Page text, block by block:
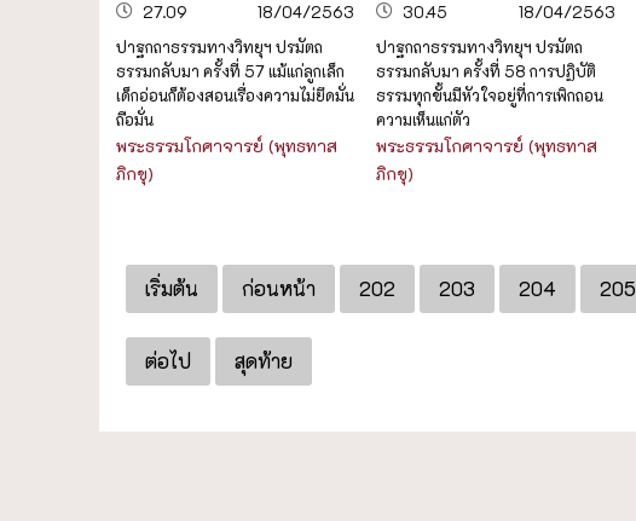
27.09
18/04/2563
ปาฐกถาธรรมทางวิทยุฯ ปรมัตถ
ธรรมกลับมา ครั้งที่ 57 แม้แก่ลูกเล็ก
เด็กอ่อนก็ต้องสอนเรื่องความไม่ยึดมั่น
ถือมั่น
พระธรรมโกศาจารย์ (พุทธทาส
ภิกขุ)
30.45
18/04/2563
ปาฐกถาธรรมทางวิทยุฯ ปรมัตถ
ธรรมกลับมา ครั้งที่ 58 การปฏิบัติ
ธรรมทุกขั้นมีหัวใจอยู่ที่การเพิกถอน
ความเห็นแก่ตัว
พระธรรมโกศาจารย์ (พุทธทาส
ภิกขุ)
เริ่มต้น ก่อนหน้า 202 203 204 205
ต่อไป สุดท้าย